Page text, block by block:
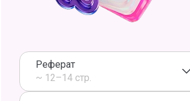
Реферат
~ 12–14 стр.